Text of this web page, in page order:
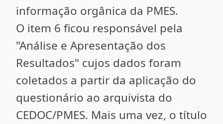
informação orgânica da PMES.
O item 6 ficou responsável pela
"Análise e Apresentação dos
Resultados" cujos dados foram
coletados a partir da aplicação do
questionário ao arquivista do
CEDOC/PMES. Mais uma vez, o título